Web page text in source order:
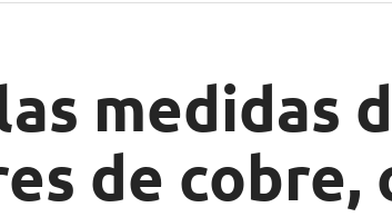
medidas
de cobre,